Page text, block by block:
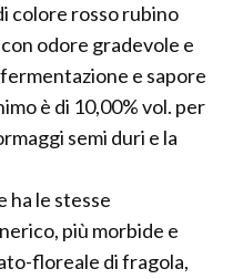
colore rosso rubino
odore gradevole e
e sapore
è di 10,00% vol. per
semi duri e la
ha le stesse
più morbide e
floreale di fragola,